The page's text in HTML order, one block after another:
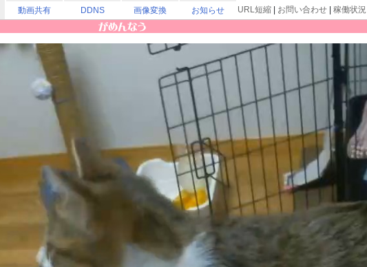
動画共有 DDNS 画像変換 お知らせ URL短縮 お問い合わせ 稼働状況